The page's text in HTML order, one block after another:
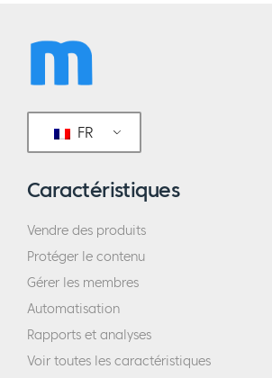
FR
Caractéristiques
Vendre des produits
Protéger le contenu
Gérer les membres
Automatisation
Rapports et analyses
Voir toutes les caractéristiques